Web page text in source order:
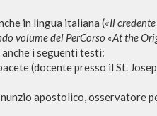
in lingua italiana («Il
volume del PerCorso «At the
i seguenti testi:
(docente presso il St.
apostolico, osservatore